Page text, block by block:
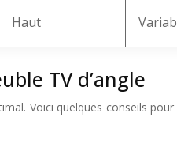
Haut
TV d’angle
Voici quelques conseils